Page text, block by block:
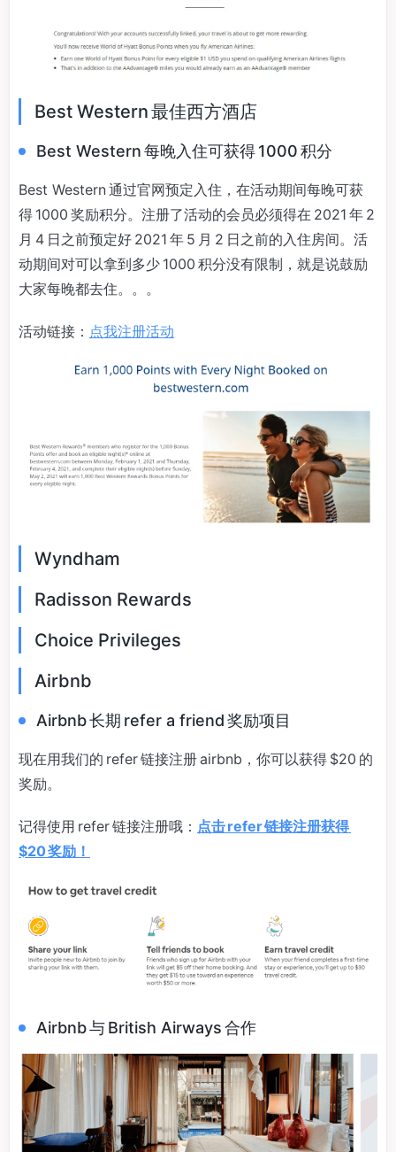
Best Western 最佳西方酒店
Best Western 每晚入住可获得 1000 积分
Best Western 通过官网预定入住，在活动期间每晚可获
得 1000 奖励积分。注册了活动的会员必须得在 2021 年 2
月 4 日之前预定好 2021 年 5 月 2 日之前的入住房间。活
动期间对可以拿到多少 1000 积分没有限制，就是说鼓励
大家每晚都去住。。。
活动链接： 点我注册活动
Wyndham
Radisson Rewards
Choice Privileges
Airbnb
Airbnb 长期 refer a friend 奖励项目
现在用我们的 refer 链接注册 airbnb，你可以获得 $20 的
奖励。
记得使用 refer 链接注册哦： 点击 refer 链接注册获得
$20 奖励！
Airbnb 与 British Airways 合作